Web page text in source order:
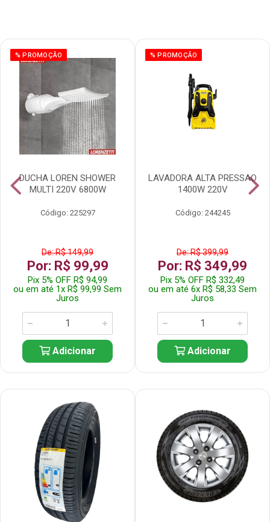
% PROMOÇÃO
DUCHA LOREN SHOWER
MULTI 220V 6800W
Código: 225297
De: R$ 149,99
Por: R$ 99,99
Pix 5% OFF R$ 94,99
ou em até 1x R$ 99,99 Sem
Juros
Adicionar
% PROMOÇÃO
LAVADORA ALTA PRESSAO
1400W 220V
Código: 244245
De: R$ 399,99
Por: R$ 349,99
Pix 5% OFF R$ 332,49
ou em até 6x R$ 58,33 Sem
Juros
Adicionar